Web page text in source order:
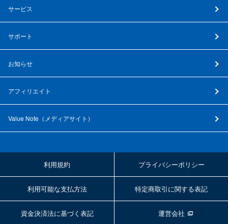
サービス
サポート
お知らせ
アフィリエイト
Value Note（ メディアサイト ）
利用規約 プライバシーポリシー
利用可能な支払方法 特定商取引に関する表記
資金決済法に基づく表記 運営会社